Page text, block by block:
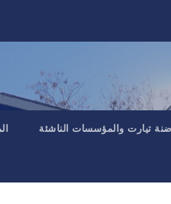
تيارت والمؤسسات الناشئة